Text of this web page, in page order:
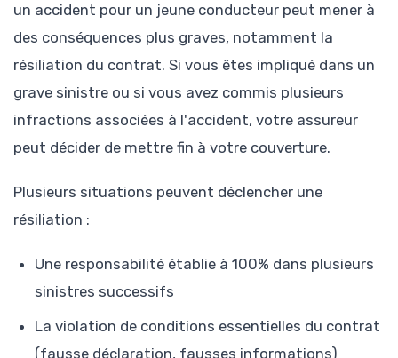
un accident pour un jeune conducteur peut mener à
des conséquences plus graves, notamment la
résiliation du contrat. Si vous êtes impliqué dans un
grave sinistre ou si vous avez commis plusieurs
infractions associées à l'accident, votre assureur
peut décider de mettre fin à votre couverture.
Plusieurs situations peuvent déclencher une
résiliation :
Une responsabilité établie à 100% dans plusieurs
sinistres successifs
La violation de conditions essentielles du contrat
(fausse déclaration, fausses informations)